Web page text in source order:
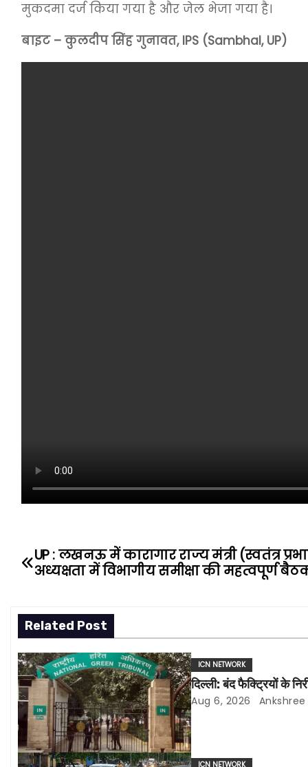
मुकदमा दर्ज किया गया है और जेल भेजा गया है।
बाइट – कुलदीप सिंह गुनावत, IPS (Sambhal, UP)
P
s
t
n
a
v
UP : लखनऊ में कारागार राज्य मंत्री (स्वतंत्र
अध्यक्षता में विभागीय समीक्षा की महत्वपूर्ण
Related Post
ICN NETWORK
दिल्ली: बंद फैक्ट्रियों के
Aug 6, 2026 Ankshree
ICN NETWORK